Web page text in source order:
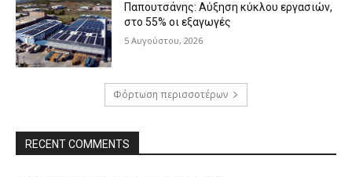
Παπουτσάνης: Αύξηση κύκλου εργασιών,
στο 55% οι εξαγωγές
5 Αυγούστου, 2026
Φόρτωση περισσοτέρων
RECENT COMMENTS